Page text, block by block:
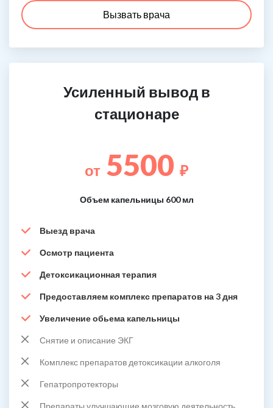
Вызвать врача
Усиленный вывод в
стационаре
от 5500 ₽
Объем капельницы 600 мл
Выезд врача
Осмотр пациента
Детоксикационная терапия
Предоставляем комплекс препаратов на 3 дня
Увеличение обьема капельницы
Снятие и описание ЭКГ
Комплекс препаратов детоксикации алкоголя
Гепатропротекторы
Препараты улучшающие мозговую деятельность